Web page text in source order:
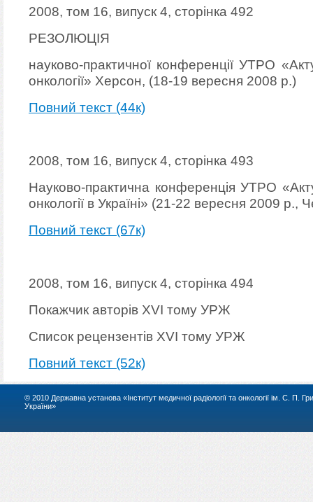
2008, том 16, випуск 4, сторінка 492
РЕЗОЛЮЦІЯ
науково-практичної конференції УТРО
онкології» Херсон, (18-19 вересня 2008 р.)
Повний текст (44к)
2008, том 16, випуск 4, сторінка 493
Науково-практична конференція УТРО
онкології в Україні» (21-22 вересня 2009 р.,
Повний текст (67к)
2008, том 16, випуск 4, сторінка 494
Покажчик авторів XVI тому УРЖ
Список рецензентів XVI тому УРЖ
Повний текст (52к)
© 2010 Державна установа «Інститут медичної радіології та онкології ім. С. П.
України»